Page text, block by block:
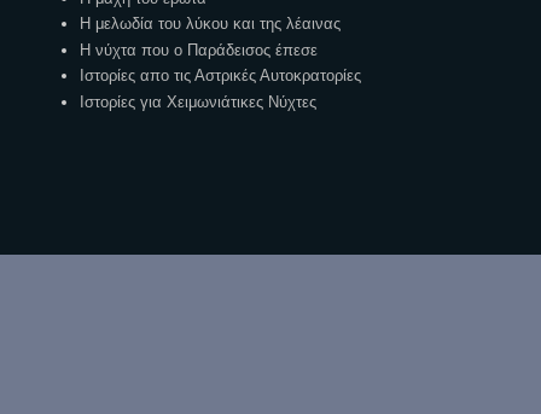
Η μελωδία του λύκου και της λέαινας
Η νύχτα που ο Παράδεισος έπεσε
Ιστορίες απο τις Αστρικές Αυτοκρατορίες
Ιστορίες για Χειμωνιάτικες Νύχτες